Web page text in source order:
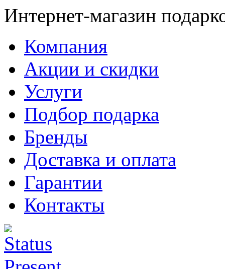
Интернет-магазин
Компания
Акции и скидки
Услуги
Подбор подарка
Бренды
Доставка и оплата
Гарантии
Контакты